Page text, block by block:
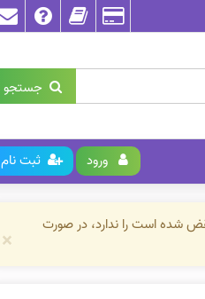
جستجو
ورود ثبت نام
شده است را ندارد، در صورت
×